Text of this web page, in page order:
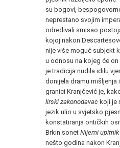
su bogovi,
neprestano svojim
određivali smisao
kojoj nakon
nije više moguć subjekt
u odnosu na kojeg će
je tradicija nudila idilu
donijela dramu mišljenja
granici Kranjčević je,
lirski zakonodavac koji je
jezik ulio u svjetsko
konstatiranja ontičkih
Brkin sonet Nijemi upitnik
nešto godina nakon